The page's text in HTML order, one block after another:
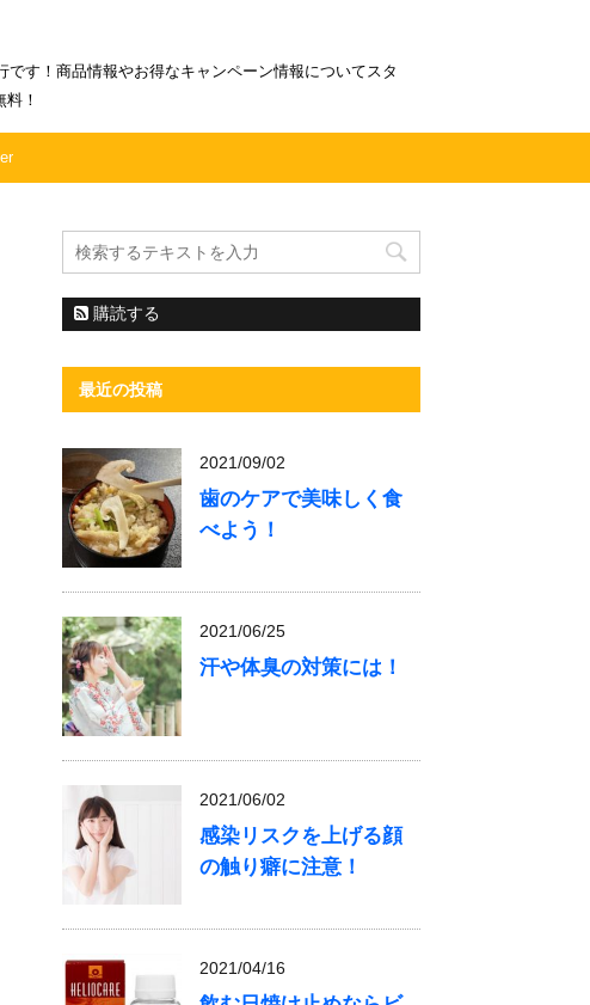
す！商品情報やお得なキャンペーン情報についてスタ
！
購読する
最近の投稿
2021/09/02
歯のケアで美味しく食
べよう！
2021/06/25
汗や体臭の対策には！
2021/06/02
感染リスクを上げる顔
の触り癖に注意！
2021/04/16